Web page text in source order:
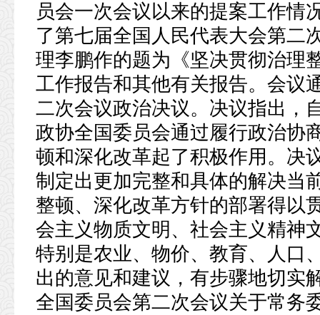
员会一次会议以来的提案工作情
了第七届全国人民代表大会第二
理李鹏作的题为《坚决贯彻治理
工作报告和其他有关报告。会议
二次会议政治决议。决议指出，
政协全国委员会通过履行政治协
顿和深化改革起了积极作用。决
制定出更加完整和具体的解决当
整顿、深化改革方针的部署得以
会主义物质文明、社会主义精神
特别是农业、物价、教育、人口
出的意见和建议，有步骤地切实
全国委员会第二次会议关于常务